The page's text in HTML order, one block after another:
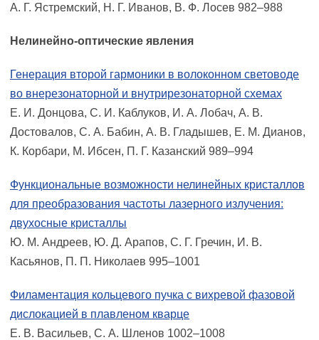
А. Г. Ястремский, Н. Г. Иванов, В. Ф. Лосев 982–988
Нелинейно-оптические явления
Генерация второй гармоники в волоконном световоде
во внерезонаторной и внутрирезонаторной схемах
Е. И. Донцова, С. И. Каблуков, И. А. Лобач, А. В.
Достовалов, С. А. Бабин, А. В. Гладышев, Е. М. Дианов,
К. Корбари, М. Ибсен, П. Г. Казанский 989–994
Функциональные возможности нелинейных кристаллов
для преобразования частоты лазерного излучения:
двухосные кристаллы
Ю. М. Андреев, Ю. Д. Арапов, С. Г. Гречин, И. В.
Касьянов, П. П. Николаев 995–1001
Филаментация кольцевого пучка с вихревой фазовой
дислокацией в плавленом кварце
Е. В. Васильев, С. А. Шленов 1002–1008